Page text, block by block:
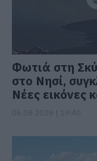
Φωτιά στη
στο Νησί,
Νέες εικόνες